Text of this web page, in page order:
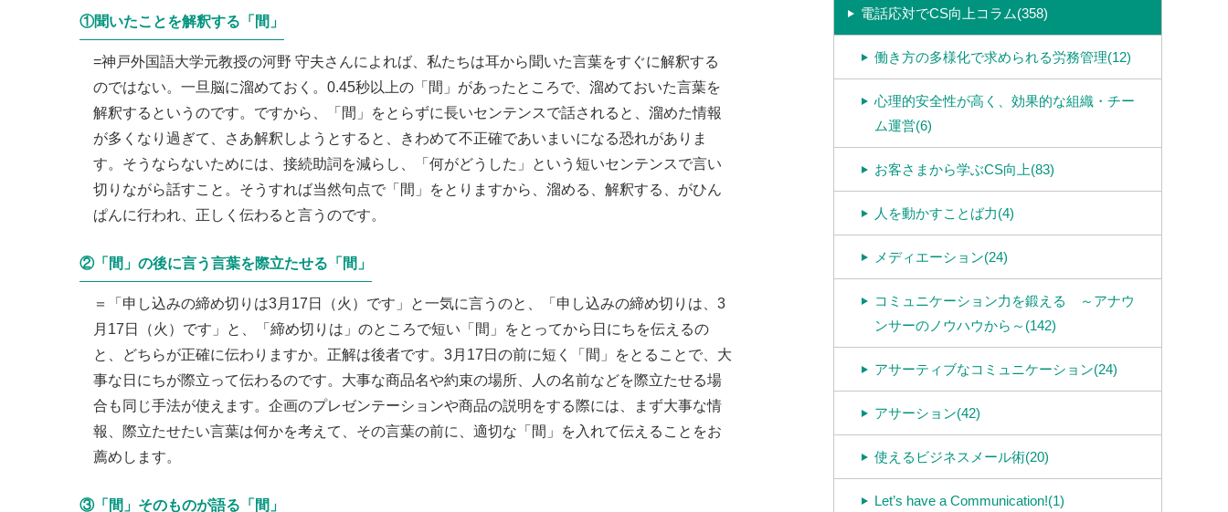
①聞いたことを解釈する「間」
=神戸外国語大学元教授の河野 守夫さんによれば、私たちは耳から聞いた言葉をすぐに解釈する
のではない。一旦脳に溜めておく。0.45秒以上の「間」があったところで、溜めておいた言葉を
解釈するというのです。ですから、「間」をとらずに長いセンテンスで話されると、溜めた情報
が多くなり過ぎて、さあ解釈しようとすると、きわめて不正確であいまいになる恐れがありま
す。そうならないためには、接続助詞を減らし、「何がどうした」という短いセンテンスで言い
切りながら話すこと。そうすれば当然句点で「間」をとりますから、溜める、解釈する、がひん
ぱんに行われ、正しく伝わると言うのです。
②「間」の後に言う言葉を際立たせる「間」
＝「申し込みの締め切りは3月17日（火）です」と一気に言うのと、「申し込みの締め切りは、3
月17日（火）です」と、「締め切りは」のところで短い「間」をとってから日にちを伝えるの
と、どちらが正確に伝わりますか。正解は後者です。3月17日の前に短く「間」をとることで、大
事な日にちが際立って伝わるのです。大事な商品名や約束の場所、人の名前などを際立たせる場
合も同じ手法が使えます。企画のプレゼンテーションや商品の説明をする際には、まず大事な情
報、際立たせたい言葉は何かを考えて、その言葉の前に、適切な「間」を入れて伝えることをお
薦めします。
③「間」そのものが語る「間」
電話応対でCS向上コラム(358)
働き方の多様化で求められる労務管理(12)
心理的安全性が高く、効果的な組織・チー
ム運営(6)
お客さまから学ぶCS向上(83)
人を動かすことば力(4)
メディエーション(24)
コミュニケーション力を鍛える ～アナウ
ンサーのノウハウから～(142)
アサーティブなコミュニケーション(24)
アサーション(42)
使えるビジネスメール術(20)
Let’s have a Communication!(1)